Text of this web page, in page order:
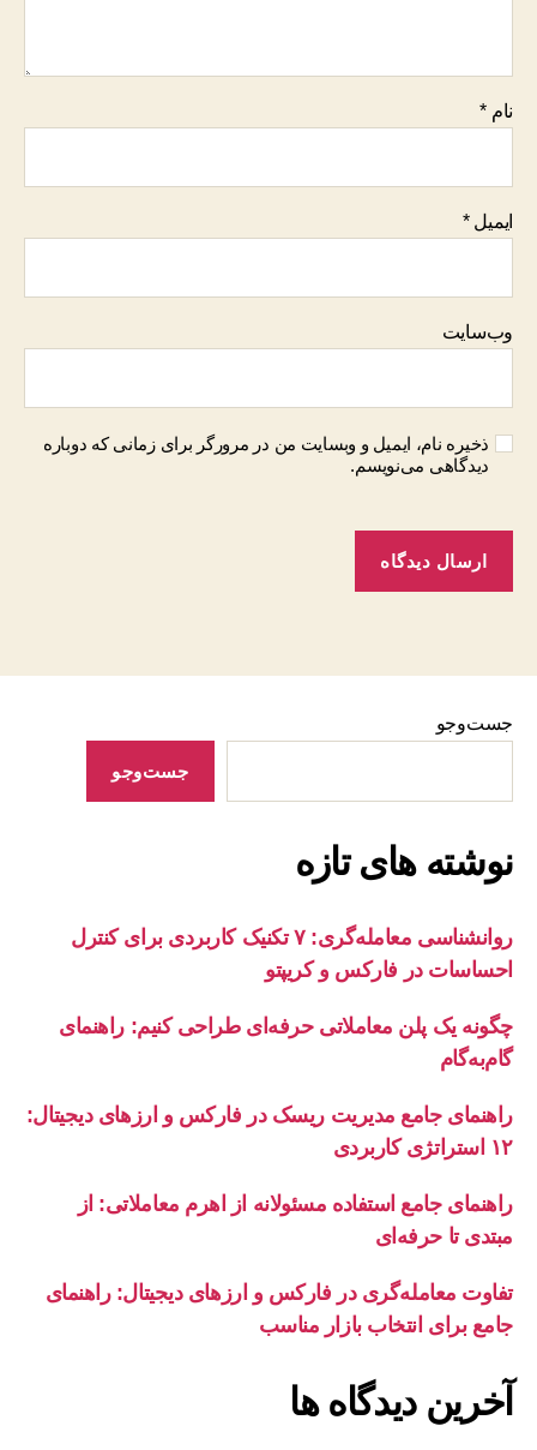
نام *
ایمیل*
وب‌سایت
ذخیره نام، ایمیل و وبسایت من در مرورگر برای زمانی که دوباره
دیدگاهی می‌نویسم.
جست‌وجو
جست‌وجو
نوشته‌ های تازه
روانشناسی معامله‌گری: ۷ تکنیک کاربردی برای کنترل
احساسات در فارکس و کریپتو
چگونه یک پلن معاملاتی حرفه‌ای طراحی کنیم: راهنمای
گام‌به‌گام
راهنمای جامع مدیریت ریسک در فارکس و ارزهای دیجیتال:
۱۲ استراتژی کاربردی
راهنمای جامع استفاده مسئولانه از اهرم معاملاتی: از
مبتدی تا حرفه‌ای
تفاوت معامله‌گری در فارکس و ارزهای دیجیتال: راهنمای
جامع برای انتخاب بازار مناسب
آخرین دیدگاه‌ ها